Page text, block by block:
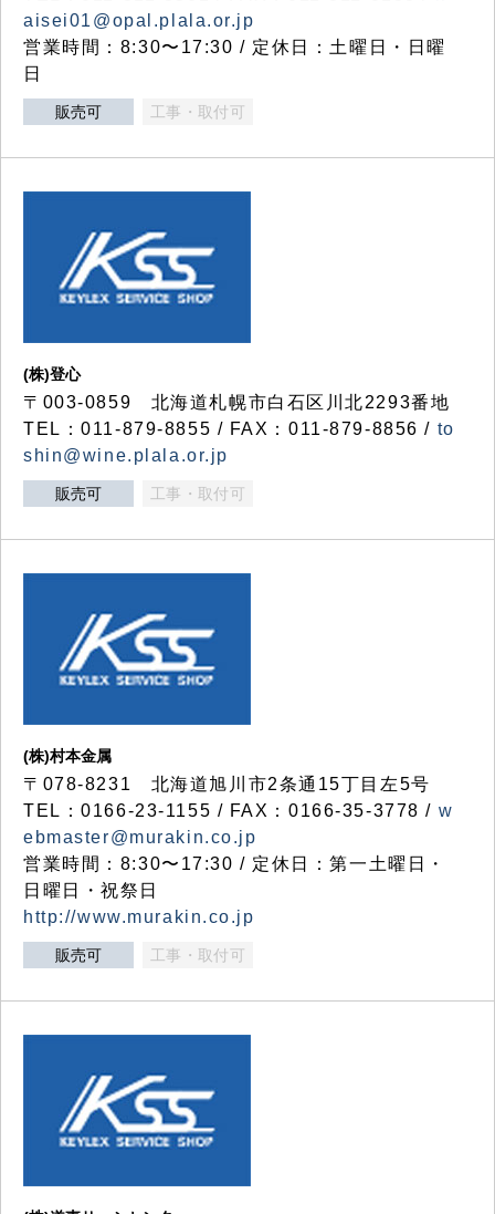
aisei01@opal.plala.or.jp
営業時間：8:30〜17:30 / 定休日：土曜日・日曜
日
販売可 工事・取付可
(株)登心
〒003-0859 北海道札幌市白石区川北2293番地
TEL：011-879-8855 / FAX：011-879-8856 / to
shin@wine.plala.or.jp
販売可 工事・取付可
(株)村本金属
〒078-8231 北海道旭川市2条通15丁目左5号
TEL：0166-23-1155 / FAX：0166-35-3778 / w
ebmaster@murakin.co.jp
営業時間：8:30〜17:30 / 定休日：第一土曜日・
日曜日・祝祭日
http://www.murakin.co.jp
販売可 工事・取付可